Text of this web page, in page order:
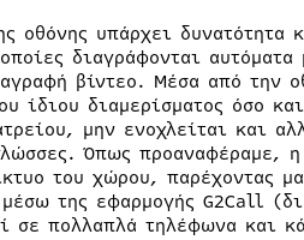
οθόνης υπάρχει δυνατότητα
διαγράφονται
βίντεο. Μέσα από την
ίδιου διαμερίσματος όσο
μην ενοχλείται και
Όπως προαναφέραμε,
του χώρου, παρέχοντας
της εφαρμογής G2Call
σε πολλαπλά τηλέφωνα και